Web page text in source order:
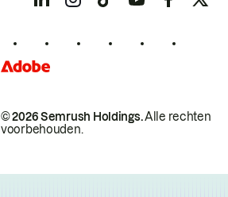
© 2026 Semrush Holdings.Alle rechten
voorbehouden.